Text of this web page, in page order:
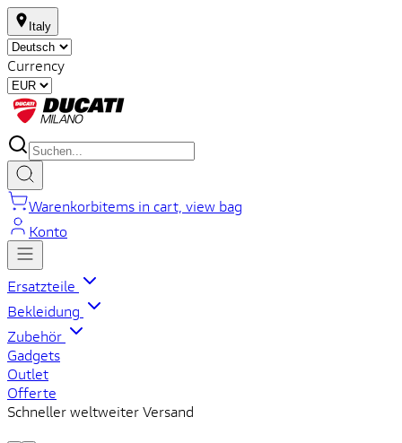
Italy
Currency
Warenkorbitems in cart, view bag
Konto
Ersatzteile
Bekleidung
Zubehör
Gadgets
Outlet
Offerte
Schneller weltweiter Versand